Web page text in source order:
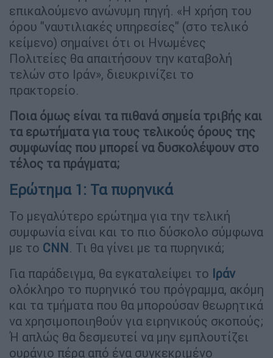
επικαλούμενο ανώνυμη πηγή. «Η χρήση του
όρου "ναυτιλιακές υπηρεσίες" (στο τελικό
κείμενο) σημαίνει ότι οι Ηνωμένες
Πολιτείες θα απαιτήσουν την καταβολή
τελών στο Ιράν», διευκρινίζει το
πρακτορείο.
Ποια όμως είναι τα πιθανά σημεία τριβής και
τα ερωτήματα για τους τελικούς όρους της
συμφωνίας που μπορεί να δυσκολέψουν στο
τέλος τα πράγματα;
Ερώτημα 1: Τα πυρηνικά
Το μεγαλύτερο ερώτημα για την τελική
συμφωνία είναι και το πιο δύσκολο σύμφωνα
με το CNN. Τι θα γίνει με τα πυρηνικά;
Για παράδειγμα, θα εγκαταλείψει το Ιράν
ολόκληρο το πυρηνικό του πρόγραμμα, ακόμη
και τα τμήματα που θα μπορούσαν θεωρητικά
να χρησιμοποιηθούν για ειρηνικούς σκοπούς;
Ή απλώς θα δεσμευτεί να μην εμπλουτίζει
ουράνιο πέρα από ένα συγκεκριμένο